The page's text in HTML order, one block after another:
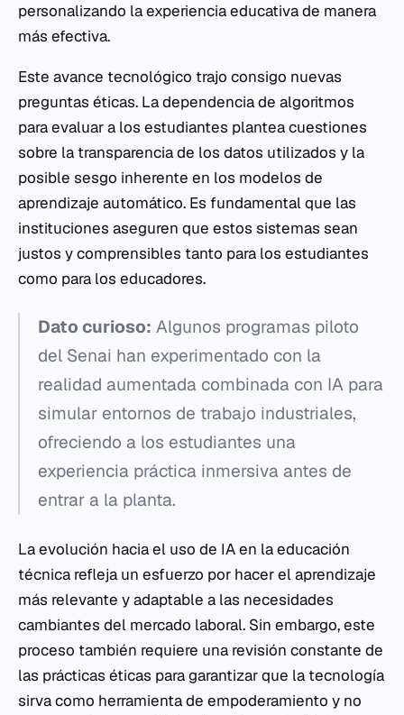
personalizando la experiencia educativa de manera
más efectiva.
Este avance tecnológico trajo consigo nuevas
preguntas éticas. La dependencia de algoritmos
para evaluar a los estudiantes plantea cuestiones
sobre la transparencia de los datos utilizados y la
posible sesgo inherente en los modelos de
aprendizaje automático. Es fundamental que las
instituciones aseguren que estos sistemas sean
justos y comprensibles tanto para los estudiantes
como para los educadores.
Dato curioso: Algunos programas piloto
del Senai han experimentado con la
realidad aumentada combinada con IA para
simular entornos de trabajo industriales,
ofreciendo a los estudiantes una
experiencia práctica inmersiva antes de
entrar a la planta.
La evolución hacia el uso de IA en la educación
técnica refleja un esfuerzo por hacer el aprendizaje
más relevante y adaptable a las necesidades
cambiantes del mercado laboral. Sin embargo, este
proceso también requiere una revisión constante de
las prácticas éticas para garantizar que la tecnología
sirva como herramienta de empoderamiento y no